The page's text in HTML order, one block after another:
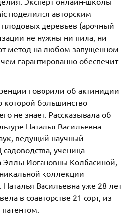
поделился авторским
деревьев (арочный
не нужны ни пила, ни
метод на любом запущенном
гарантированно обеспечит
говорили об актинидии
которой большинство
не знает. Рассказывала об
Наталья Васильевна
ведущий научный
ученица
Иогановны Колбасиной,
коллекции
Наталья Васильевна уже 28 лет
в соавторстве 21 сорт, из